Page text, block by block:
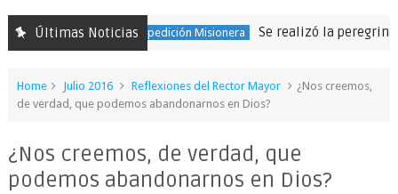
Últimas Noticias150 Expedición Misionera Se realizó la
Home Julio 2016 Reflexiones del Rector Mayor
¿Nos creemos,
de verdad, que podemos abandonarnos en Dios?
¿Nos creemos, de verdad, que
podemos abandonarnos en Dios?